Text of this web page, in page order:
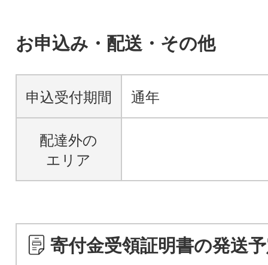
お申込み・配送・その他
申込受付期間 通年
配達外の
エリア
寄付金受領証明書の発送